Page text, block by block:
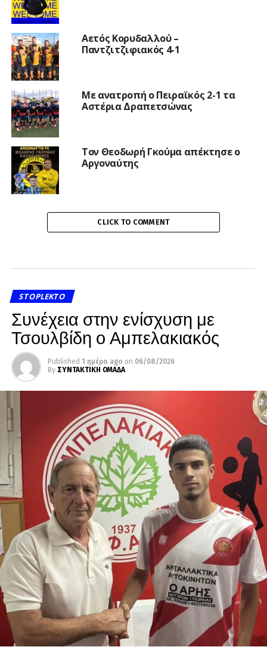
Αετός Κορυδαλλού –
Παντζιτζιφιακός 4-1
Με ανατροπή ο Πειραϊκός 2-1 τα
Αστέρια Δραπετσώνας
Τον Θεοδωρή Γκούμα απέκτησε ο
Αργοναύτης
CLICK TO COMMENT
STOPLEKTO
Συνέχεια στην ενίσχυση με
Τσουλβίδη ο Αμπελακιακός
Published 1 ημέρα ago on 06/08/2026
By ΣΥΝΤΑΚΤΙΚΗ ΟΜΑΔΑ